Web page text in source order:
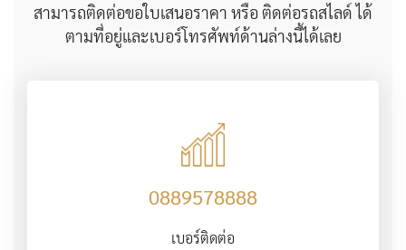
สามารถติดต่อขอใบเสนอราคา หรือ ติดต่อรถสไลด์ ได้
ตามที่อยู่และเบอร์โทรศัพท์ด้านล่างนี้ได้เลย
0889578888
เบอร์ติดต่อ